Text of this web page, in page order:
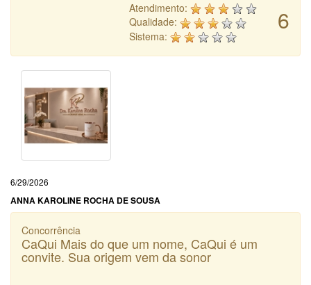
6
Atendimento:
Qualidade:
Sistema:
6/29/2026
ANNA KAROLINE ROCHA DE SOUSA
Concorrência
CaQui Mais do que um nome, CaQui é um
convite. Sua origem vem da sonor